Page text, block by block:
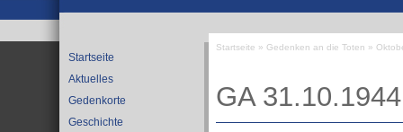
Startseite
Aktuelles
Gedenkorte
Geschichte
Startseite » Gedenken an die Toten »
GA 31.10.1944